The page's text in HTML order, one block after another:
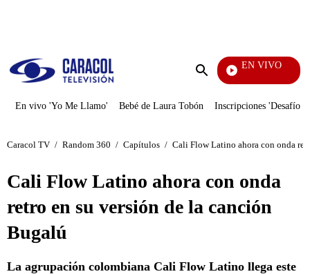
Enviar
EN VIVO
Rafael Orozco
En vivo 'Yo Me Llamo' Bebé de Laura Tobón Inscripciones 'Desafío'
Caracol TV / Random 360 / Capítulos / Cali Flow Latino ahora con onda
Cali Flow Latino ahora con onda
retro en su versión de la canción
Bugalú
La agrupación colombiana Cali Flow Latino llega este